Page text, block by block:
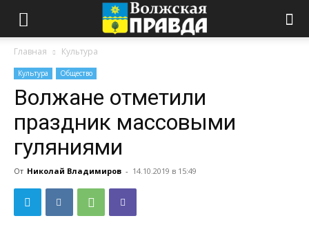
Главная Культура
Культура Общество
Волжане отметили
праздник массовыми
гуляниями
От Николай Владимиров - 14.10.2019 в 15:49